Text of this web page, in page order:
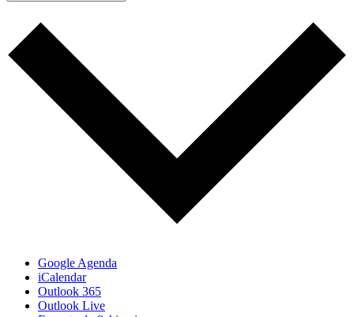
Google Agenda
iCalendar
Outlook 365
Outlook Live